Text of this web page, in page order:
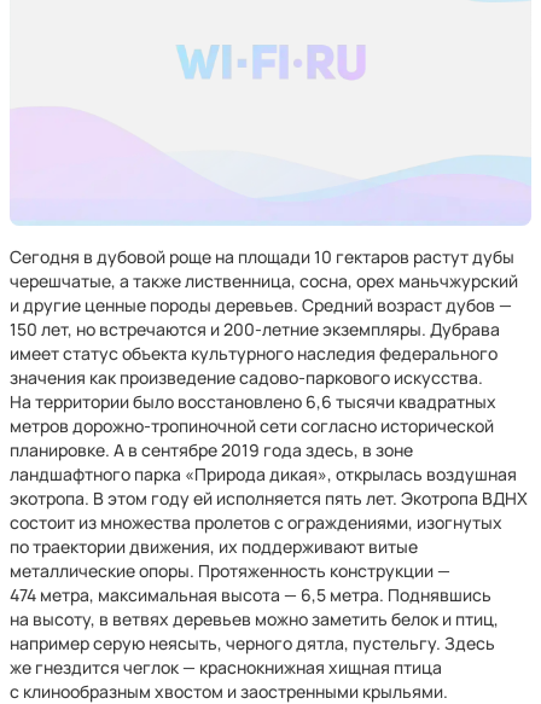
Сегодня в дубовой роще на площади 10 гектаров растут дубы
черешчатые, а также лиственница, сосна, орех маньчжурский
и другие ценные породы деревьев. Средний возраст дубов —
150 лет, но встречаются и 200-летние экземпляры. Дубрава
имеет статус объекта культурного наследия федерального
значения как произведение садово-паркового искусства.
На территории было восстановлено 6,6 тысячи квадратных
метров дорожно-тропиночной сети согласно исторической
планировке. А в сентябре 2019 года здесь, в зоне
ландшафтного парка «Природа дикая», открылась воздушная
экотропа. В этом году ей исполняется пять лет. Экотропа ВДНХ
состоит из множества пролетов с ограждениями, изогнутых
по траектории движения, их поддерживают витые
металлические опоры. Протяженность конструкции —
474 метра, максимальная высота — 6,5 метра. Поднявшись
на высоту, в ветвях деревьев можно заметить белок и птиц,
например серую неясыть, черного дятла, пустельгу. Здесь
же гнездится чеглок — краснокнижная хищная птица
с клинообразным хвостом и заостренными крыльями.